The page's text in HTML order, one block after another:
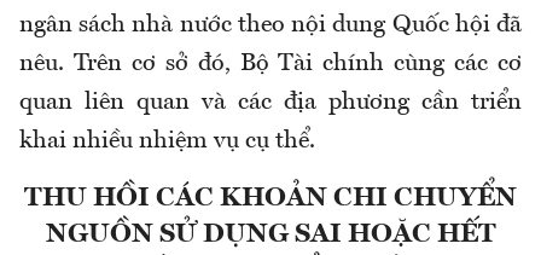
ngân sách nhà nước theo nội dung Quốc hội đã
nêu. Trên cơ sở đó, Bộ Tài chính cùng các cơ
quan liên quan và các địa phương cần triển
khai nhiều nhiệm vụ cụ thể.
THU HỒI CÁC KHOẢN CHI CHUYỂN
NGUỒN SỬ DỤNG SAI HOẶC HẾT